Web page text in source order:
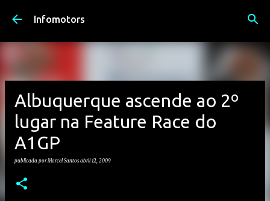
Avançar para o conteúdo principal
Infomotors
Albuquerque ascende ao 2º
lugar na Feature Race do
A1GP
publicada porMarcel Santos abril 12, 2009